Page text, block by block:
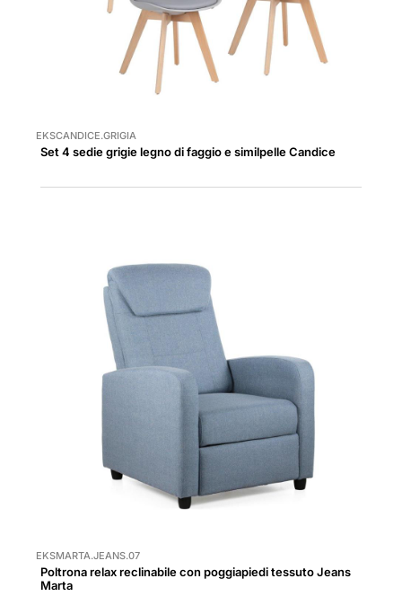
EKSCANDICE.GRIGIA
Set 4 sedie grigie legno di faggio e similpelle Candice
EKSMARTA.JEANS.07
Poltrona relax reclinabile con poggiapiedi tessuto Jeans
Marta